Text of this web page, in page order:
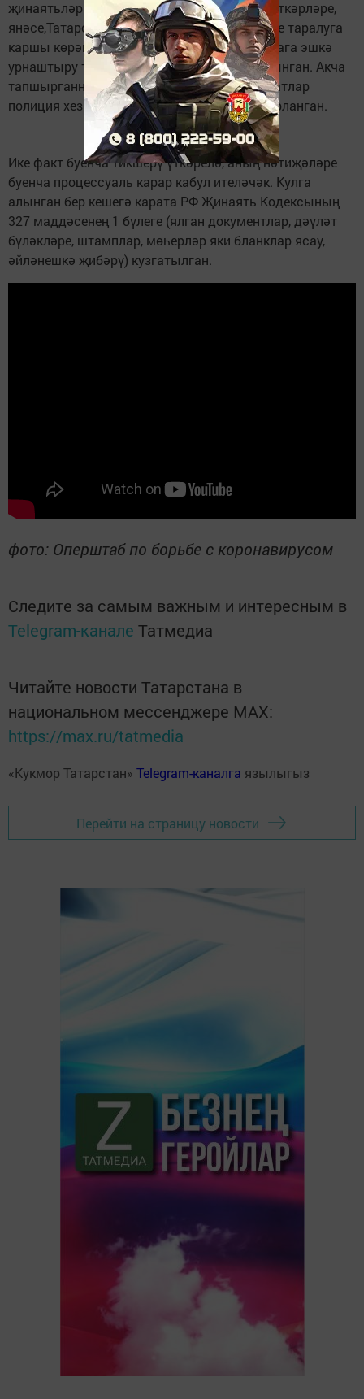
җинаятьләргә каршы көрәш идарәсе хезмәткәрләре,
янәсе,Татарстанда коронавирус инфекциясе таралуга
каршы көрәш эшчәнлеге белән бәйле оешмага эшкә
урнаштыру турында ялган белешмәләр алынган. Акча
тапшырганнан соң югарыда күрсәтелгән затлар
полиция хезмәткәрләре тарафыннан тоткарланган.
Ике факт буенча тикшерү үткәрелә, аның нәтиҗәләре
буенча процессуаль карар кабул ителәчәк. Кулга
алынган бер кешегә карата РФ Җинаять Кодексының
327 маддәсенең 1 бүлеге (ялган документлар, дәүләт
бүләкләре, штамплар, мөһерләр яки бланклар ясау,
әйләнешкә җибәрү) кузгатылган.
фото: Оперштаб по борьбе с коронавирусом
Следите за самым важным и интересным в
Telegram-канале Татмедиа
Читайте новости Татарстана в
национальном мессенджере MАХ:
https://max.ru/tatmedia
«Кукмор Татарстан» Telegram-каналга язылыгыз
Перейти на страницу новости